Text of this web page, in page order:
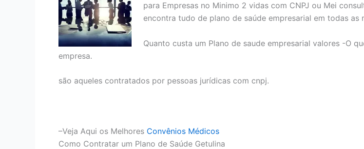
para Empresas no Minimo 2 vidas com CNPJ ou Mei
encontra tudo de plano de saúde empresarial em todas as
Quanto custa um Plano de saude empresarial valores -O
empresa.
são aqueles contratados por pessoas jurídicas com cnpj.
–Veja Aqui os Melhores Convênios Médicos
Como Contratar um Plano de Saúde Getulina